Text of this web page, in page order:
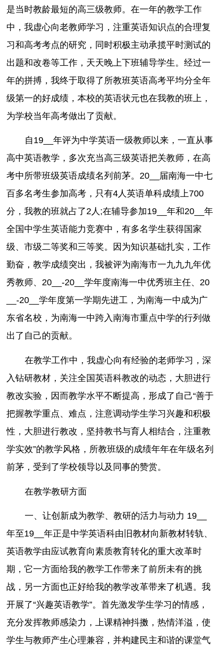
是当时教龄最短的高三级教师。在一年的教学工作
中，我虚心向老教师学习，注重英语知识点的合理复
习和高考考点的研究，同时积极主动承揽平时测试的
出题和改卷等工作，天天晚上下班辅导学生。经过一
年的拼搏，我终于取得了所教班英语高考平均分全年
级第一的好成绩，本校的英语状元也在我教的班上，
为学校当年高考做出了贡献。
自19__年评为中学英语一级教师以来，一直从事
高中英语教学，多次充当高三级英语把关教师，在高
考中所带班级英语成绩名列前茅。20__届南海一中七
百多名考生参加高考，只有4人英语单科成绩上700
分，我教的班就占了2人;在辅导参加19__年和20__年
全国中学生英语能力竞赛中，有多名学生获得国家
级、市级二等奖和三等奖。因为知识基础扎实，工作
勤奋，教学成绩突出，我被评为南海市一九九九年优
秀教师、20__-20__学年度南海一中优秀班主任、20
__-20__学年度第一学期先进工，为南海一中成为广
东省名校，为南海一中跨入南海市重点中学的行列做
出了自己的贡献。
在教学工作中，我虚心向有经验的老师学习，深
入钻研教材，关注全国英语科教改的动态，大胆进行
教改实验，因而教学水平不断提高，形成了自己“善于
把握教学重点、难点，注意调动学生学习兴趣和积极
性，大胆进行教改，坚持教书与育人相结合，注重教
学实效”的教学风格，所教班级的成绩年年在年级名列
前茅，受到了学校领导以及同事的赞赏。
在教学教研方面
一、让创新成为教学、教研的活力与动力 19__
年至19__年正是中学英语科由旧教材向新教材转轨、
英语教学由应试教育向素质教育转化的重大改革时
期，它一方面给我的教学工作带来了前所未有的挑
战，另一方面也正好给我的教学改革带来了机遇。我
开展了“兴趣英语教学”。首先激发学生学习的情感，
充分发挥教师感染力，上课精神抖擞，热情洋溢，使
学生与教师产生心理兼容，并构建民主和谐的课堂气